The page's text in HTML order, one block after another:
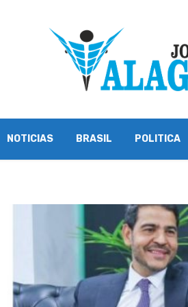
NOTICIAS BRASIL POLITICA